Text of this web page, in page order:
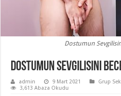
Dostumun
Dostumun Sevgilisini
admin 9 Mart 2021 Grup
3,613 Abaza Okudu